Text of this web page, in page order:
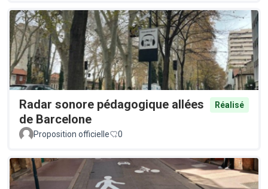
Radar sonore pédagogique allées
de Barcelone
Réalisé
Proposition officielle 0